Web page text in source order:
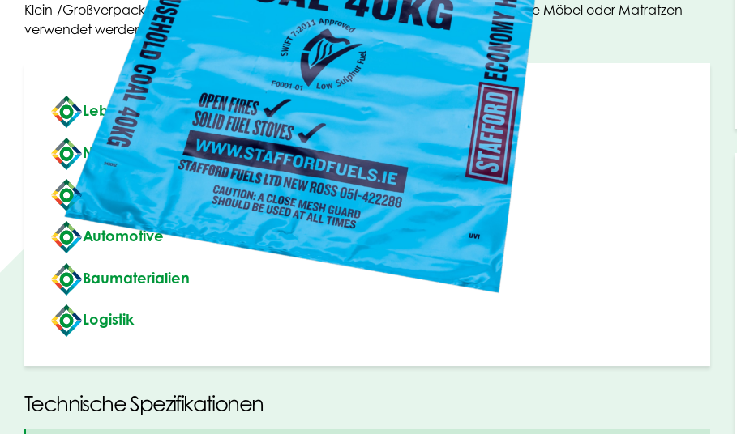
Klein-/Großverpackungen von Fleisch, Verpackungen von Non-Food-Produkten wie Möbel oder Matratzen
verwendet werden.
Lebensmittel
Non-food
Verpackungsindustrie
Automotive
Baumaterialien
Logistik
Technische Spezifikationen